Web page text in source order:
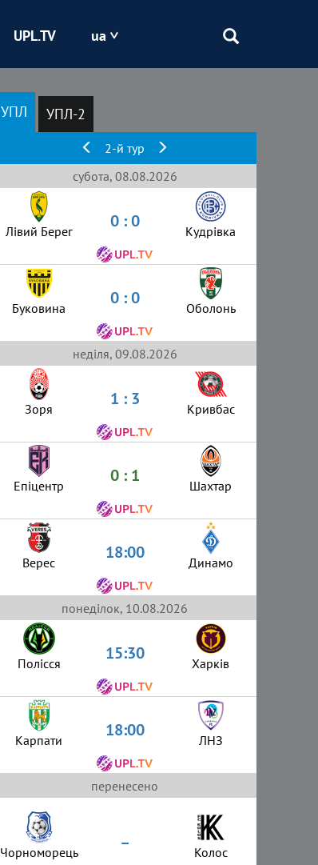
Кривбас
Оболонь
UPL.TV ua
УПЛ УПЛ-2
2-й тур
субота, 08.08.2026
Лівий Берег 0 : 0 Кудрівка
Буковина 0 : 0 Оболонь
неділя, 09.08.2026
Зоря 1 : 3 Кривбас
Епіцентр 0 : 1 Шахтар
Верес 18:00 Динамо
понеділок, 10.08.2026
Полісся 15:30 Харків
Карпати 18:00 ЛНЗ
перенесено
Чорноморець – Колос